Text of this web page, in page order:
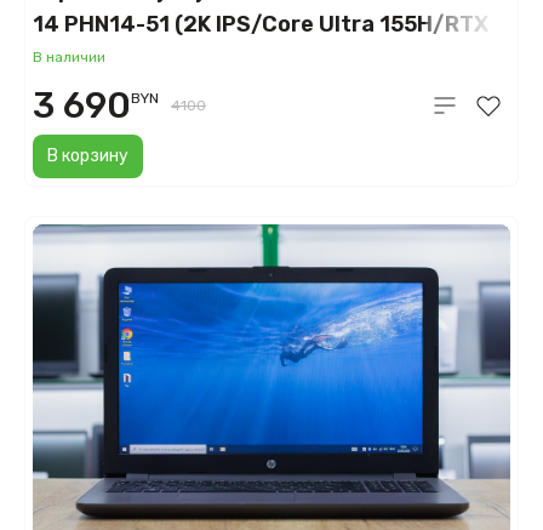
14 PHN14-51 (2K IPS/Core Ultra 155H/RTX
4070 8GB/16GB/SSD 1TB)
В наличии
В корзину
3 690BYN 4100